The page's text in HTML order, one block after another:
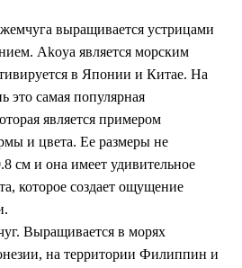
выращивается устрицами
Akoya является морским
в Японии и Китае. На
это самая популярная
является примером
и цвета. Ее размеры не
см и она имеет удивительное
которое создает ощущение
Выращивается в морях
на территории Филиппин и